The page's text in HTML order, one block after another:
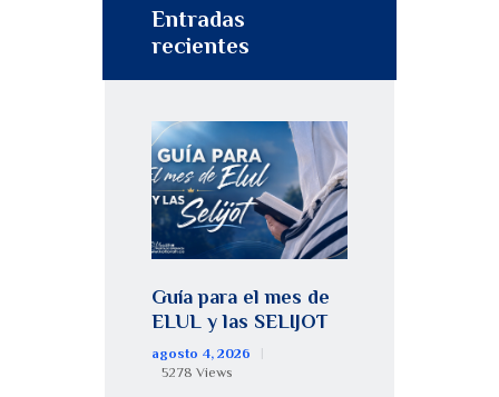
Entradas
recientes
Guía para el mes de
ELUL y las SELIJOT
agosto 4, 2026
5278 Views